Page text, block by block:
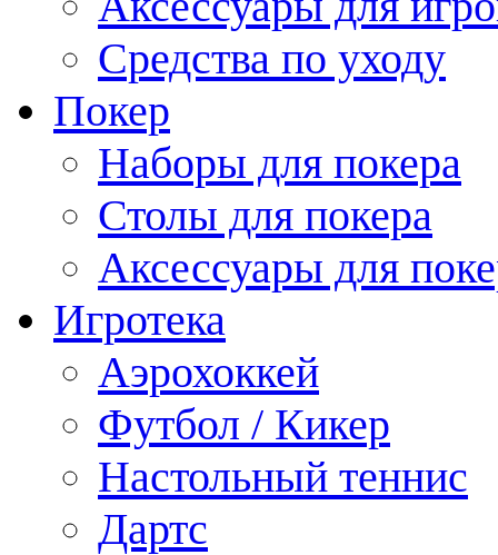
Средства по уходу
Покер
Наборы для покера
Столы для покера
Аксессуары для
Игротека
Аэрохоккей
Футбол / Кикер
Настольный теннис
Дартс